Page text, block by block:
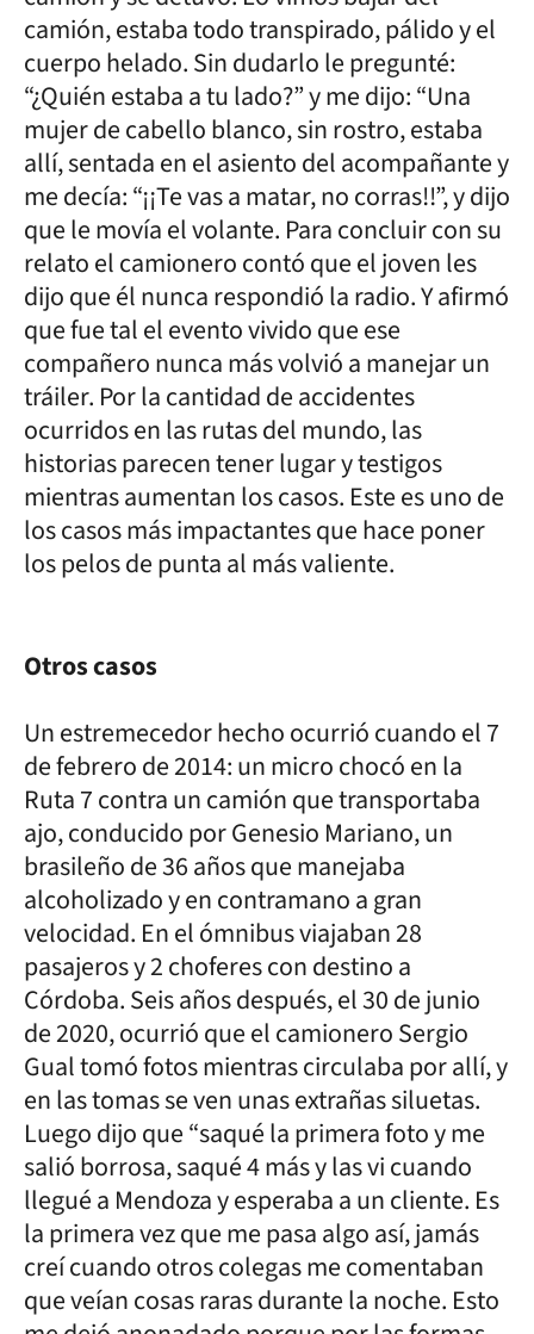
camión, estaba todo transpirado, pálido y el
cuerpo helado. Sin dudarlo le pregunté:
“¿Quién estaba a tu lado?” y me dijo: “Una
mujer de cabello blanco, sin rostro, estaba
allí, sentada en el asiento del acompañante y
me decía: “¡¡Te vas a matar, no corras!!”, y dijo
que le movía el volante. Para concluir con su
relato el camionero contó que el joven les
dijo que él nunca respondió la radio. Y afirmó
que fue tal el evento vivido que ese
compañero nunca más volvió a manejar un
tráiler. Por la cantidad de accidentes
ocurridos en las rutas del mundo, las
historias parecen tener lugar y testigos
mientras aumentan los casos. Este es uno de
los casos más impactantes que hace poner
los pelos de punta al más valiente.
Otros casos
Un estremecedor hecho ocurrió cuando el 7
de febrero de 2014: un micro chocó en la
Ruta 7 contra un camión que transportaba
ajo, conducido por Genesio Mariano, un
brasileño de 36 años que manejaba
alcoholizado y en contramano a gran
velocidad. En el ómnibus viajaban 28
pasajeros y 2 choferes con destino a
Córdoba. Seis años después, el 30 de junio
de 2020, ocurrió que el camionero Sergio
Gual tomó fotos mientras circulaba por allí, y
en las tomas se ven unas extrañas siluetas.
Luego dijo que “saqué la primera foto y me
salió borrosa, saqué 4 más y las vi cuando
llegué a Mendoza y esperaba a un cliente. Es
la primera vez que me pasa algo así, jamás
creí cuando otros colegas me comentaban
que veían cosas raras durante la noche. Esto